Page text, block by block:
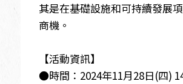
其是在基礎設施和可持續發展
商機。
【活動資訊】
●時間：2024年11月28日(四)